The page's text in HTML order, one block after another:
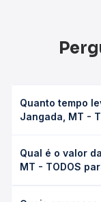
Quanto tempo
Jangada, MT -
RO leva em
viação, o tipo de
Qual é o valor
MT - TODOS